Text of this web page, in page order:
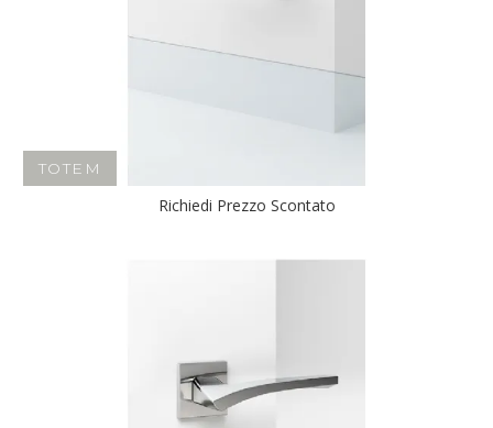
TOTEM
Richiedi Prezzo Scontato